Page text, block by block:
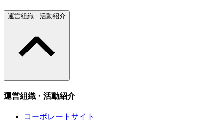
運営組織・活動紹介
運営組織・活動紹介
コーポレートサイト